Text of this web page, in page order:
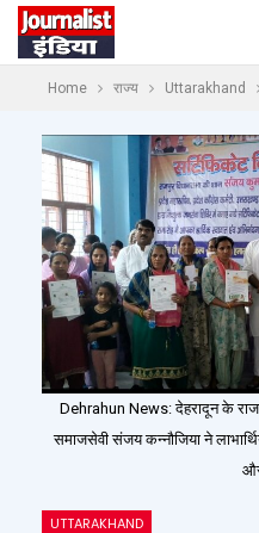
Home राज्य Uttarakhand
Dehrahun News: देहरादून के
समाजसेवी संजय कन्नौजिया ने
UTTARAKHAND